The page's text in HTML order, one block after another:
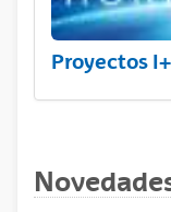
Proyectos